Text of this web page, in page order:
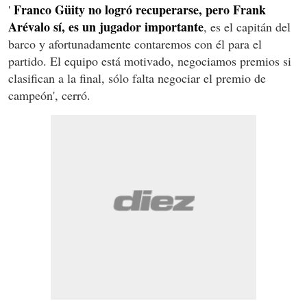
' Franco Güity no logró recuperarse, pero Frank
Arévalo sí, es un jugador importante, es el capitán del
barco y afortunadamente contaremos con él para el
partido. El equipo está motivado, negociamos premios si
clasifican a la final, sólo falta negociar el premio de
campeón', cerró.